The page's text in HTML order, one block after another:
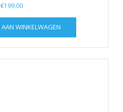
€199.00
WINKELWAGEN